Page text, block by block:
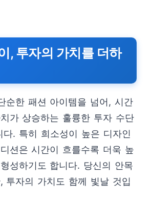
, 투자의 가치를 더하
순한 패션 아이템을 넘어, 시간
가 상승하는 훌륭한 투자 수단
. 특히 희소성이 높은 디자인
션은 시간이 흐를수록 더욱 높
성하기도 합니다. 당신의 안목
투자의 가치도 함께 빛날 것입